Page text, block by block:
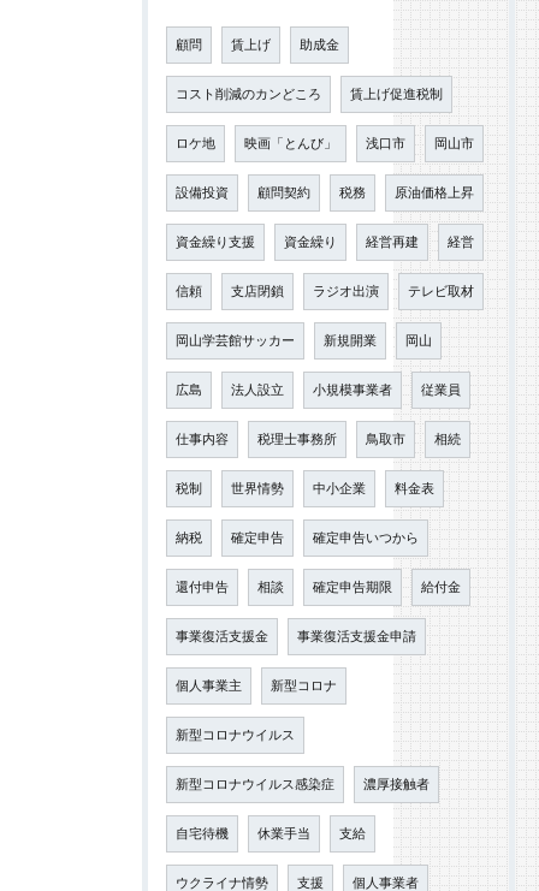
顧問 賃上げ 助成金
コスト削減のカンどころ 賃上げ促進税制
ロケ地 映画「とんび」 浅口市 岡山市
設備投資 顧問契約 税務 原油価格上昇
資金繰り支援 資金繰り 経営再建 経営
信頼 支店閉鎖 ラジオ出演 テレビ取材
岡山学芸館サッカー 新規開業 岡山
広島 法人設立 小規模事業者 従業員
仕事内容 税理士事務所 鳥取市 相続
税制 世界情勢 中小企業 料金表
納税 確定申告 確定申告いつから
還付申告 相談 確定申告期限 給付金
事業復活支援金 事業復活支援金申請
個人事業主 新型コロナ
新型コロナウイルス
新型コロナウイルス感染症 濃厚接触者
自宅待機 休業手当 支給
ウクライナ情勢 支援 個人事業者